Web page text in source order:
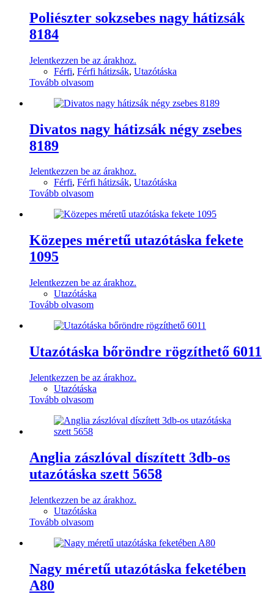
Poliészter sokzsebes nagy hátizsák
8184
Jelentkezzen be az árakhoz.
Férfi, Férfi hátizsák, Utazótáska
Tovább olvasom
Divatos nagy hátizsák négy zsebes
8189
Jelentkezzen be az árakhoz.
Férfi, Férfi hátizsák, Utazótáska
Tovább olvasom
Közepes méretű utazótáska fekete
1095
Jelentkezzen be az árakhoz.
Utazótáska
Tovább olvasom
Utazótáska bőröndre rögzíthető 6011
Jelentkezzen be az árakhoz.
Utazótáska
Tovább olvasom
Anglia zászlóval díszített 3db-os
utazótáska szett 5658
Jelentkezzen be az árakhoz.
Utazótáska
Tovább olvasom
Nagy méretű utazótáska feketében
A80